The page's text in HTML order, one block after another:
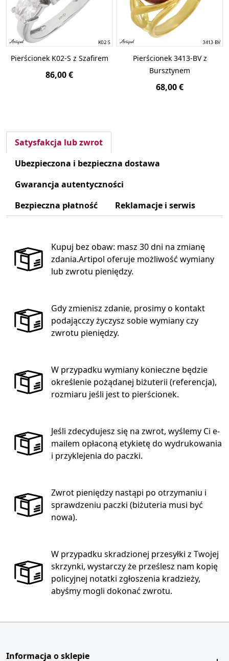
Pierścionek K02-S z Szafirem
86,00 €
Pierścionek 3413-BV z
Bursztynem
68,00 €
Satysfakcja lub zwrot
Ubezpieczona i bezpieczna dostawa
Gwarancja autentyczności
Bezpieczna płatność
Reklamacje i serwis
Kupuj bez obaw: masz 30 dni na zmianę
zdania.Artipol oferuje możliwość wymiany
lub zwrotu pieniędzy.
Gdy zmienisz zdanie, prosimy o kontakt
podającczy życzysz sobie wymiany czy
zwrotu pieniędzy.
W przypadku wymiany konieczne będzie
określenie pożądanej biżuterii (referencja),
rozmiaru jeśli jest to pierścionek.
Jeśli zdecydujesz się na zwrot, wyślemy Ci e-
mailem opłaconą etykietę do wydrukowania
i przyklejenia do paczki.
Zwrot pieniędzy nastąpi po otrzymaniu i
sprawdzeniu paczki (biżuteria musi być
nowa).
W przypadku skradzionej przesyłki z Twojej
skrzynki, wystarczy że prześlesz nam kopię
policyjnej notatki zgłoszenia kradzieży,
abyśmy mogli dokonać zwrotu.
Informacja o sklepie